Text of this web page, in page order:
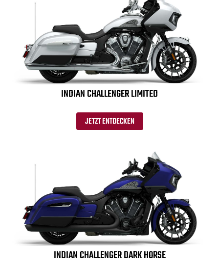
INDIAN CHALLENGER LIMITED
JETZT ENTDECKEN
INDIAN CHALLENGER DARK HORSE